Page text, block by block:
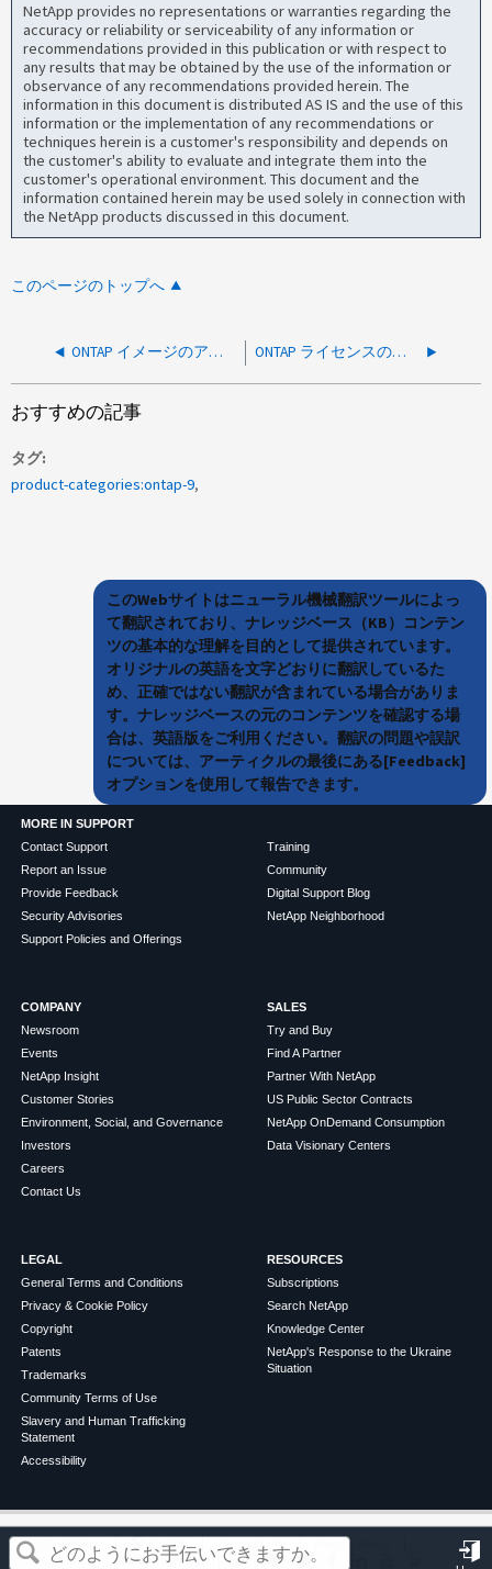
NetApp provides no representations or warranties regarding the
accuracy or reliability or serviceability of any information or
recommendations provided in this publication or with respect to
any results that may be obtained by the use of the information or
observance of any recommendations provided herein. The
information in this document is distributed AS IS and the use of this
information or the implementation of any recommendations or
techniques herein is a customer's responsibility and depends on
the customer's ability to evaluate and integrate them into the
customer's operational environment. This document and the
information contained herein may be used solely in connection with
the NetApp products discussed in this document.
このページのトップへ
ONTAP イメージのアップロードが無効な URL メッセージで失敗します ONTAP ライセンスの追加に失敗する
この記事は役に立ちましたか？
おすすめの記事
タグ
product-categories:ontap-9
このWebサイトはニューラル機械翻訳ツールによっ
て翻訳されており、ナレッジベース（KB）コンテン
ツの基本的な理解を目的として提供されています。
オリジナルの英語を文字どおりに翻訳しているた
め、正確ではない翻訳が含まれている場合がありま
す。ナレッジベースの元のコンテンツを確認する場
合は、英語版をご利用ください。翻訳の問題や誤訳
については、アーティクルの最後にある[Feedback]
オプションを使用して報告できます。
MORE IN SUPPORT
Contact Support
Report an Issue
Provide Feedback
Security Advisories
Support Policies and Offerings
Training
Community
Digital Support Blog
NetApp Neighborhood
COMPANY
Newsroom
Events
NetApp Insight
Customer Stories
Environment, Social, and Governance
Investors
Careers
Contact Us
SALES
Try and Buy
Find A Partner
Partner With NetApp
US Public Sector Contracts
NetApp OnDemand Consumption
Data Visionary Centers
LEGAL
General Terms and Conditions
Privacy & Cookie Policy
Copyright
Patents
Trademarks
Community Terms of Use
Slavery and Human Trafficking
Statement
Accessibility
RESOURCES
Subscriptions
Search NetApp
Knowledge Center
NetApp's Response to the Ukraine
Situation
©2026NetApp English Terms of Use
Privacy Policy
Cookie Policy
Cookie Settings